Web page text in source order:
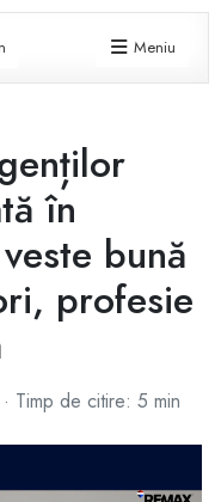
Meniu
în
bună
profesie
· Timp de citire: 5 min